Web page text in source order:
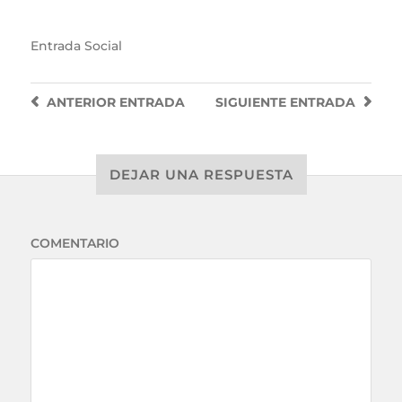
Entrada Social
SIGUIENTE ENTRADA
ANTERIORENTRADA
DEJAR UNA RESPUESTA
COMENTARIO